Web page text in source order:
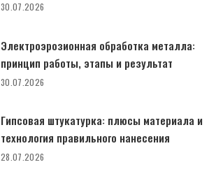
30.07.2026
Электроэрозионная обработка металла:
принцип работы, этапы и результат
30.07.2026
Гипсовая штукатурка: плюсы материала и
технология правильного нанесения
28.07.2026